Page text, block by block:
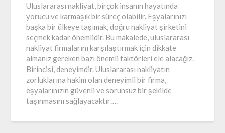
Uluslararası nakliyat, birçok insanın hayatında
yorucu ve karmaşık bir süreç olabilir. Eşyalarınızı
başka bir ülkeye taşımak, doğru nakliyat şirketini
seçmek kadar önemlidir. Bu makalede, uluslararası
nakliyat firmalarını karşılaştırmak için dikkate
almanız gereken bazı önemli faktörleri ele alacağız.
Birincisi, deneyimdir. Uluslararası nakliyatın
zorluklarına hakim olan deneyimli bir firma,
eşyalarınızın güvenli ve sorunsuz bir şekilde
taşınmasını sağlayacaktır….